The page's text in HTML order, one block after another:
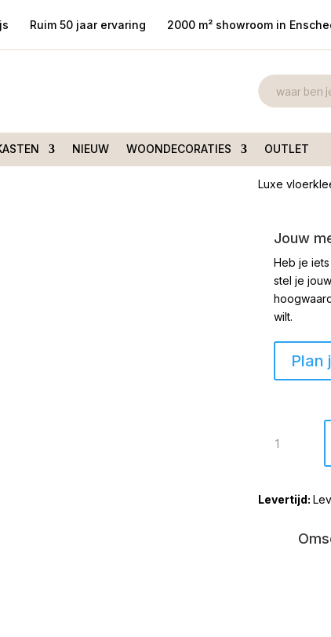
Ruim 50 jaar ervaring 2000 m² showroom in
NIEUW WOONDECORATIES OUTLET
€
Luxe
Jouw
Heb je
stel je
wilt.
Plan
Luna
250cm